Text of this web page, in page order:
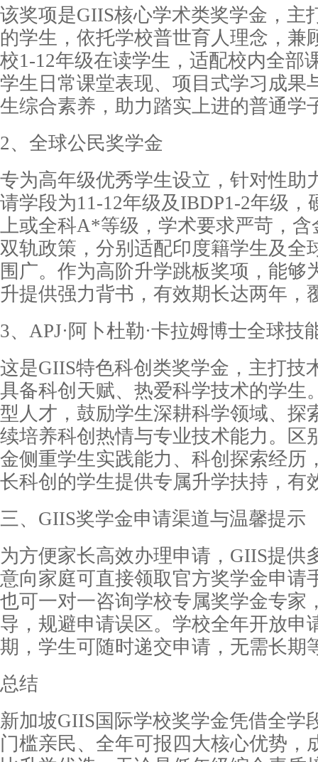
该奖项是GIIS核心学术类奖学金，主
的学生，依托学校普世育人理念，兼
校1-12年级在读学生，适配校内全部
学生日常课堂表现、项目式学习成果
生综合素养，助力踏实上进的普通学
2、全球公民奖学金
专为高年级优秀学生设立，针对性助
请学段为11-12年级及IBDP1-2年级，
上或全科A*等级，学术要求严苛，
双轨政策，分别适配印度籍学生及全
围广。作为高阶升学跳板奖项，能够
升提供强力背书，有效期长达两年，
3、APJ·阿卜杜勒·卡拉姆博士全球技
这是GIIS特色科创类奖学金，主打技
具备科创天赋、热爱科学技术的学生
型人才，鼓励学生深耕科学领域、探
续培养科创热情与专业技术能力。区
金侧重学生实践能力、科创探索经历
长科创的学生提供专属升学扶持，有
三、GIIS奖学金申请渠道与温馨提示
为方便家长高效办理申请，GIIS提供
意向家庭可直接领取官方奖学金申请
也可一对一咨询学校专属奖学金专家
导，规避申请误区。学校全年开放申
期，学生可随时递交申请，无需长期
总结
新加坡GIIS国际学校奖学金凭借全学
门槛亲民、全年可报四大核心优势，